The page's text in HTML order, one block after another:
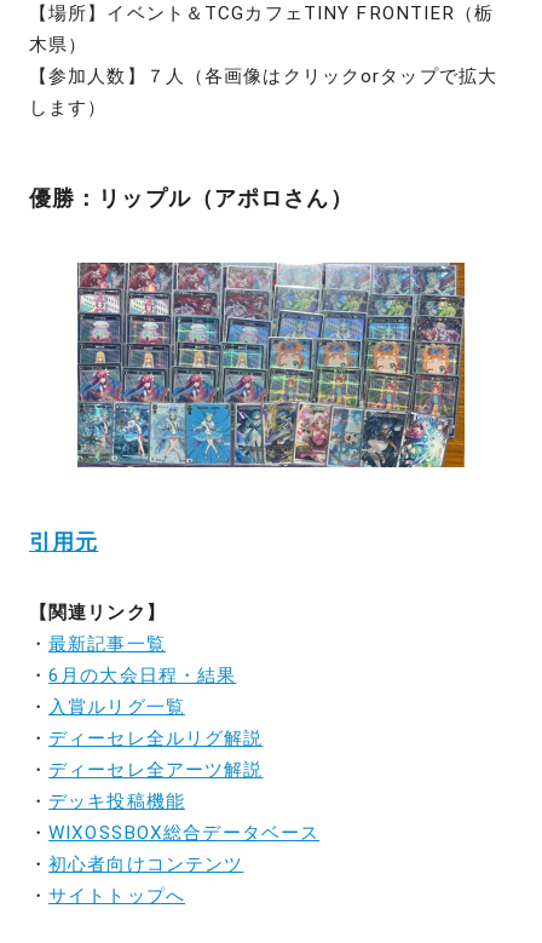
【場所】イベント＆TCGカフェTINY FRONTIER（栃
木県）
【参加人数】７人（各画像はクリックorタップで拡大
します）
優勝：リップル（アポロさん）
引用元
【関連リンク】
・最新記事一覧
・6月の大会日程・結果
・ 入賞ルリグ一覧
・ ディーセレ全ルリグ解説
・ ディーセレ全アーツ解説
・ デッキ投稿機能
・WIXOSSBOX総合データベース
・初心者向けコンテンツ
・サイトトップへ